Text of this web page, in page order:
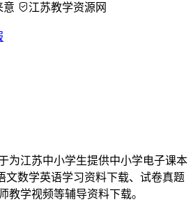
意
江苏教学资源网
为江苏中小学生提供中小学电子课本
文数学英语学习资料下载、试卷真题
教学视频等辅导资料下载。